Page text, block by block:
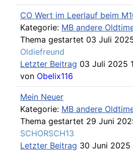
CO Wert im Leerlauf beim
Kategorie: MB andere
Thema gestartet 03 Juli
Oldiefreund
Letzter Beitrag 03 Juli 2025
von Obelix116
Mein Neuer
Kategorie: MB andere
Thema gestartet 29 Juni
SCHORSCH13
Letzter Beitrag 30 Juni 2025